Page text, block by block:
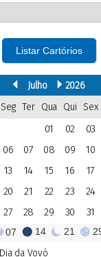
Listar Cartórios